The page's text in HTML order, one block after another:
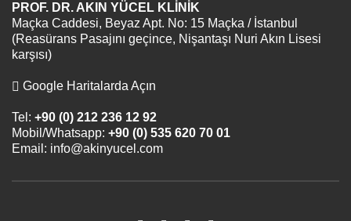
PROF. DR. AKIN YÜCEL KLİNİK
Maçka Caddesi, Beyaz Apt. No: 15 Maçka / İstanbul
(Reasürans Pasajını geçince, Nişantaşı Nuri Akın Lisesi
karşısı)
Google Haritalarda Açın
Tel: +90 (0) 212 236 12 92
Mobil/Whatsapp: +90 (0) 535 620 70 01
Email: info@akinyucel.com